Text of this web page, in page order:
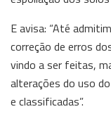
E avisa: “Até
correção de erros
vindo a ser feitas,
alterações do uso
e classificadas”.